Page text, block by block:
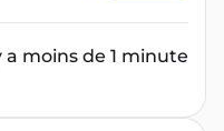
a moins de 1 minute